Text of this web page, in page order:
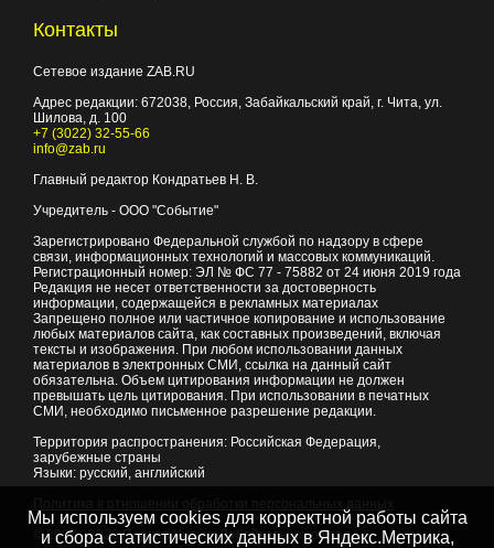
Контакты
Сетевое издание ZAB.RU
Адрес редакции: 672038, Россия, Забайкальский край, г. Чита, ул.
Шилова, д. 100
+7 (3022) 32-55-66
info@zab.ru
Главный редактор Кондратьев Н. В.
Учредитель - ООО "Событие"
Зарегистрировано Федеральной службой по надзору в сфере
связи, информационных технологий и массовых коммуникаций.
Регистрационный номер: ЭЛ № ФС 77 - 75882 от 24 июня 2019 года
Редакция не несет ответственности за достоверность
информации, содержащейся в рекламных материалах
Запрещено полное или частичное копирование и использование
любых материалов сайта, как составных произведений, включая
тексты и изображения. При любом использовании данных
материалов в электронных СМИ, ссылка на данный сайт
обязательна. Объем цитирования информации не должен
превышать цель цитирования. При использовании в печатных
СМИ, необходимо письменное разрешение редакции.
Территория распространения: Российская Федерация,
зарубежные страны
Языки: русский, английский
© 2007 - 2026Портал Читы и Забайкальского края
Мы используем cookies для корректной работы сайта
и сбора статистических данных в Яндекс.Метрика,